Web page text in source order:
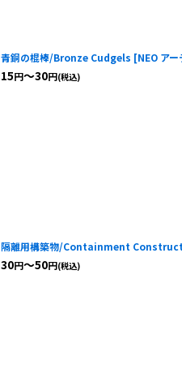
青銅の棍棒/Bronze Cudgels [NEO ア
15円～30円(税込)
隔離用構築物/Containment Construct
30円～50円(税込)